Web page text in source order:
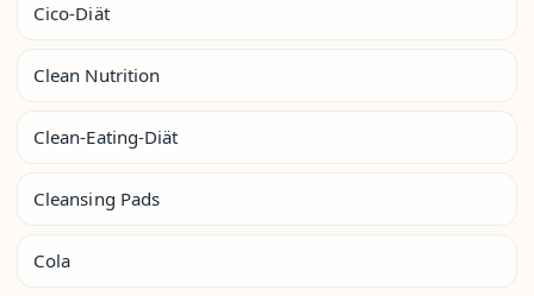
Cico-Diät
Clean Nutrition
Clean-Eating-Diät
Cleansing Pads
Cola